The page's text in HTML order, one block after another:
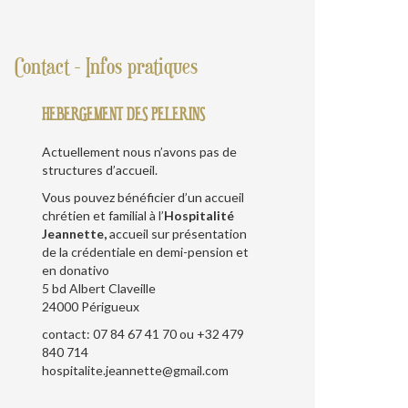
Contact - Infos pratiques
HEBERGEMENT DES PELERINS
Actuellement nous n’avons pas de
structures d’accueil.
Vous pouvez bénéficier d’un accueil
chrétien et familial à l’Hospitalité
Jeannette,accueil sur présentation
de la crédentiale en demi-pension et
en donativo
5 bd Albert Claveille
24000 Périgueux
contact: 07 84 67 41 70 ou +32 479
840 714
hospitalite.jeannette@gmail.com